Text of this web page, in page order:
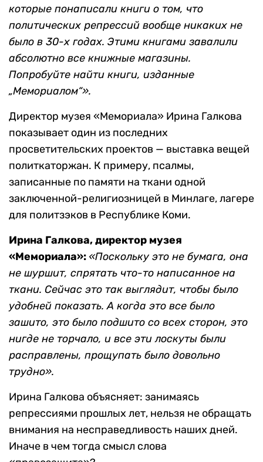
которые понаписали книги о том, что
политических репрессий вообще никаких не
было в 30-х годах. Этими книгами завалили
абсолютно все книжные магазины.
Попробуйте найти книги, изданные
„Мемориалом“».
Директор музея «Мемориала» Ирина Галкова
показывает один из последних
просветительских проектов — выставка вещей
политкаторжан. К примеру, псалмы,
записанные по памяти на ткани одной
заключенной-религиозницей в Минлаге, лагере
для политзэков в Республике Коми.
Ирина Галкова, директор музея
«Мемориала»: «Поскольку это не бумага, она
не шуршит, спрятать что-то написанное на
ткани. Сейчас это так выглядит, чтобы было
удобней показать. А когда это все было
зашито, это было подшито со всех сторон, это
нигде не торчало, и все эти лоскуты были
расправлены, прощупать было довольно
трудно».
Ирина Галкова объясняет: занимаясь
репрессиями прошлых лет, нельзя не обращать
внимания на несправедливость наших дней.
Иначе в чем тогда смысл слова